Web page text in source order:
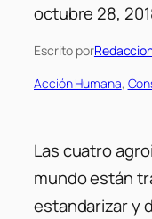
octubre 28,
Escrito por
Acción Humana,
Las cuatro
mundo están
estandarizar y